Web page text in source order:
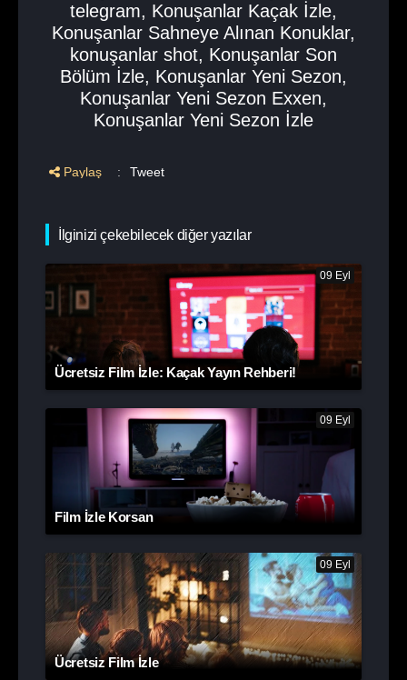
telegram, Konuşanlar Kaçak İzle,
Konuşanlar Sahneye Alınan Konuklar,
konuşanlar shot, Konuşanlar Son
Bölüm İzle, Konuşanlar Yeni Sezon,
Konuşanlar Yeni Sezon Exxen,
Konuşanlar Yeni Sezon İzle
Paylaş : Tweet
İlginizi çekebilecek diğer yazılar
09 Eyl
Ücretsiz Film İzle: Kaçak Yayın Rehberi!
09 Eyl
Film İzle Korsan
09 Eyl
Ücretsiz Film İzle